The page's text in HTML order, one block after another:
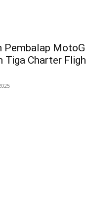
Pembalap
Tiga Charter